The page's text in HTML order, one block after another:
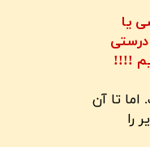
یا
!!!!
تا آن
را